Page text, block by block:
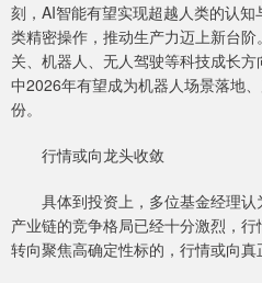
刻，AI智能有望实现超越人类的认
类精密操作，推动生产力迈上新台
关、机器人、无人驾驶等科技成长
中2026年有望成为机器人场景落地
份。
行情或向龙头收敛
具体到投资上，多位基金经理认
产业链的竞争格局已经十分激烈，
转向聚焦高确定性标的，行情或向真